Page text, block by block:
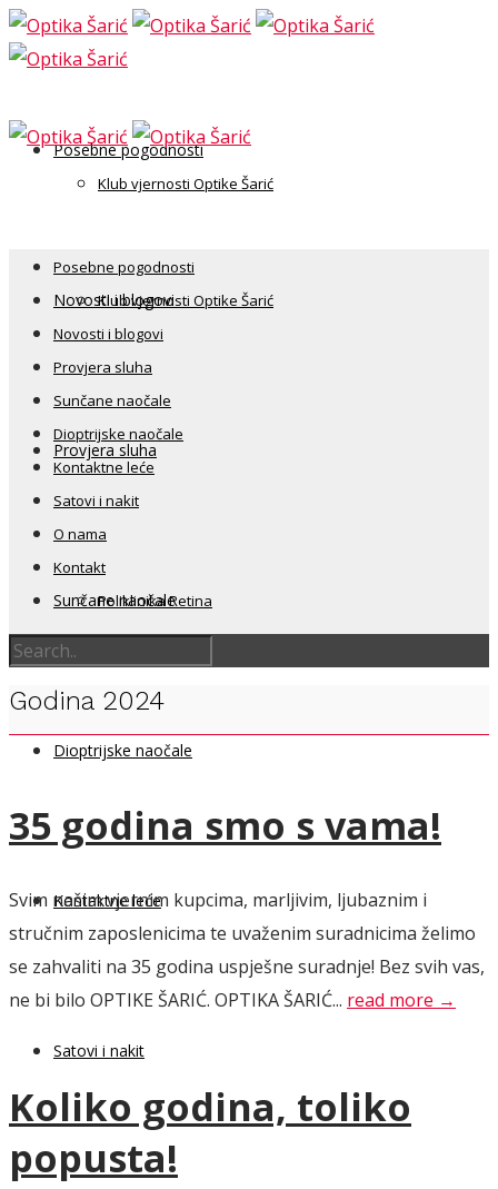
Posebne pogodnosti
Klub vjernosti Optike Šarić
Novosti i blogovi
Provjera sluha
Sunčane naočale
Dioptrijske naočale
Kontaktne leće
Satovi i nakit
Posebne pogodnosti
Klub vjernosti Optike Šarić
Novosti i blogovi
Provjera sluha
Sunčane naočale
Dioptrijske naočale
Kontaktne leće
Satovi i nakit
O nama
Kontakt
Poliklinika Retina
Godina 2024
35 godina smo s vama!
Svim našim vjernim kupcima, marljivim, ljubaznim i
stručnim zaposlenicima te uvaženim suradnicima želimo
se zahvaliti na 35 godina uspješne suradnje! Bez svih vas,
ne bi bilo OPTIKE ŠARIĆ. OPTIKA ŠARIĆ... read more →
Koliko godina, toliko
popusta!